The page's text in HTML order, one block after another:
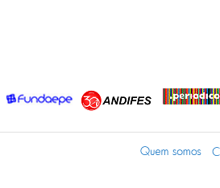
Quinta, 08 Julho 2021 14:05
Proexc abre edital para cursos on-
Institucional de Inovação